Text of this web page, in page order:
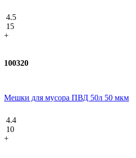
4.5
15
+
100320
Мешки для мусора ПВД 50л 50 мкм
4.4
10
+